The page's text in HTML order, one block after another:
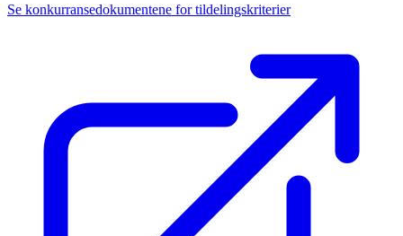
Se konkurransedokumentene for tildelingskriterier